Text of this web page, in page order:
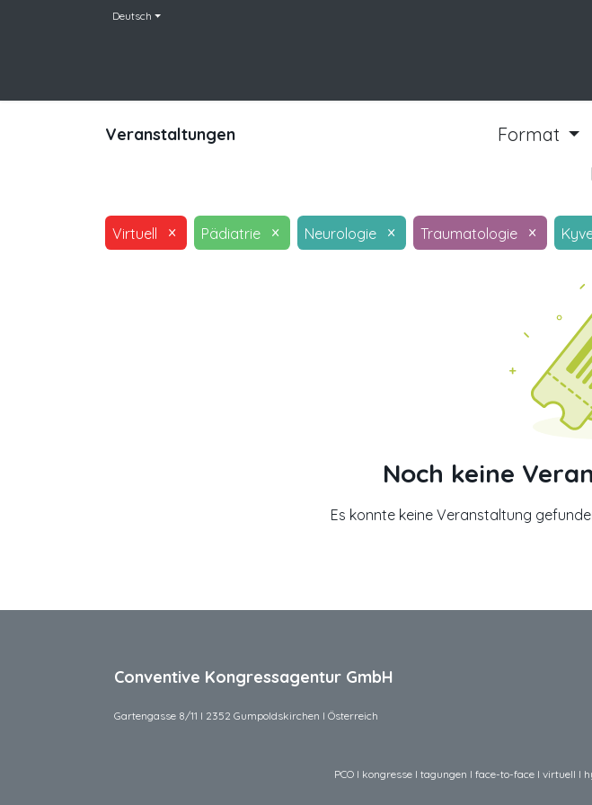
Deutsch
Veranstaltungen Format
Virtuell × Pädiatrie × Neurologie × Traumatologie ×
Noch keine
Es konnte keine Veranstaltung
Conventive Kongressagentur GmbH
Gartengasse 8/11 I 2352 Gumpoldskirchen I Österreich
PCO I kongresse I tagungen I face-to-face I virtuell